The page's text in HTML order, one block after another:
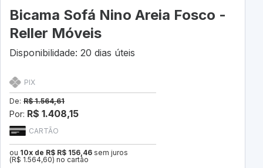
Bicama Sofá Nino Areia Fosco -
Reller Móveis
Disponibilidade: 20 dias úteis
CARTÃO
ou 10x de R$ R$ 156,46 sem juros
(R$ 1.564,60) no cartão
PIX
De: R$ 1.564,61
Por: R$ 1.408,15